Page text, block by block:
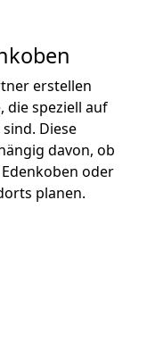
erstellen
die speziell auf
Diese
davon, ob
oder
planen.